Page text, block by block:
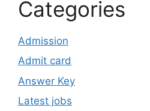
Categories
Admission
Admit card
Answer Key
Latest jobs